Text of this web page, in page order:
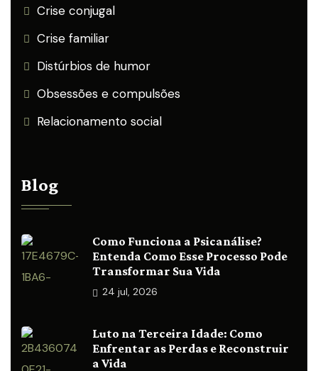
Crise conjugal
Crise familiar
Distúrbios de humor
Obsessões e compulsões
Relacionamento social
Blog
Como Funciona a Psicanálise?
Entenda Como Esse Processo Pode
Transformar Sua Vida
24 jul, 2026
Luto na Terceira Idade: Como
Enfrentar as Perdas e Reconstruir
a Vida